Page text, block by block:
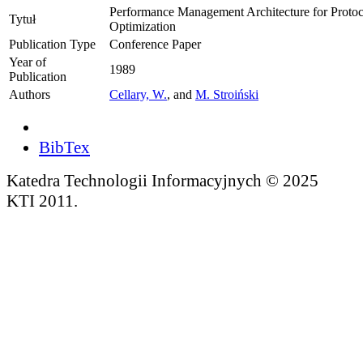
Tytuł
Performance Management Architecture for
Optimization
Publication Type
Conference Paper
Year of
Publication
1989
Authors
Cellary, W., and M. Stroiński
BibTex
Katedra Technologii Informacyjnych © 2025
KTI 2011.